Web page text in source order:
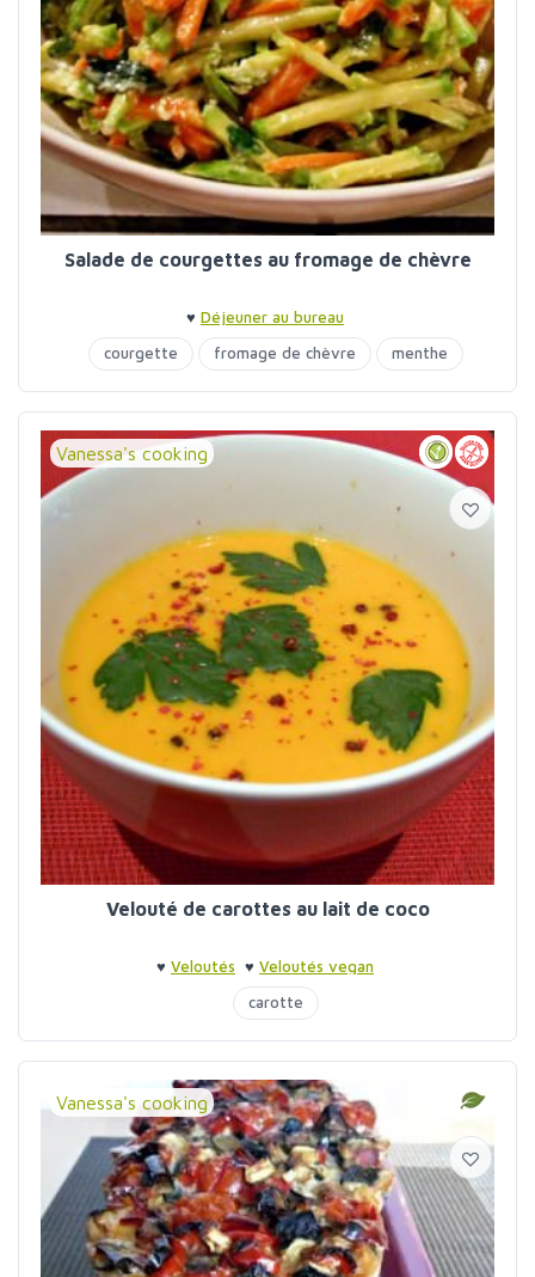
Salade de courgettes au fromage de chèvre
♥ Déjeuner au bureau
courgette
fromage de chèvre menthe
orange
Vanessa's cooking
Velouté de carottes au lait de coco
♥ Veloutés ♥ Veloutés vegan
carotte
Vanessa's cooking